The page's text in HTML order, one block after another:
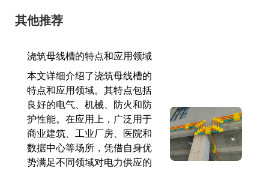
其他推荐
浇筑母线槽的特点和应用领域
本文详细介绍了浇筑母线槽的
特点和应用领域。其特点包括
良好的电气、机械、防火和防
护性能。在应用上，广泛用于
商业建筑、工业厂房、医院和
数据中心等场所，凭借自身优
势满足不同领域对电力供应的